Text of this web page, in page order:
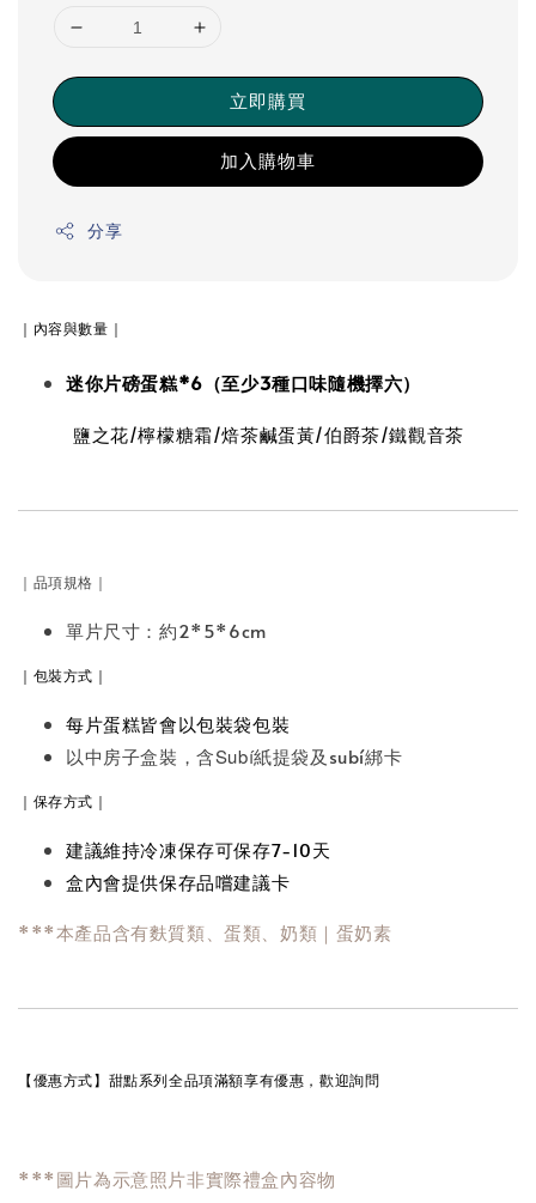
立即購買
加入購物車
分享
｜內容與數量｜
迷你片磅蛋糕*6（至少3種口味隨機擇六）
鹽之花/檸檬糖霜/焙茶鹹蛋黃/伯爵茶/鐵觀音茶
｜品項規格｜
單片尺寸：約2*5*6cm
｜包裝方式｜
每片蛋糕皆會以包裝袋包裝
以中房子盒裝，含Subí紙提袋及subí綁卡
｜保存方式｜
建議維持冷凍保存可保存7-10天
盒內會提供保存品嚐建議卡
***本產品含有麩質類、蛋類、奶類｜蛋奶素
【優惠方式】 甜點系列全品項滿額享有優惠，歡迎詢問
***圖片為示意照片非實際禮盒內容物